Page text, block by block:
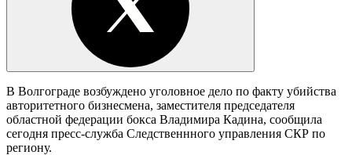
В Волгограде возбуждено уголовное дело по факту убийства
авторитетного бизнесмена, заместителя председателя
областной федерации бокса Владимира Кадина, сообщила
сегодня пресс-служба Следственнного управления СКР по
региону.